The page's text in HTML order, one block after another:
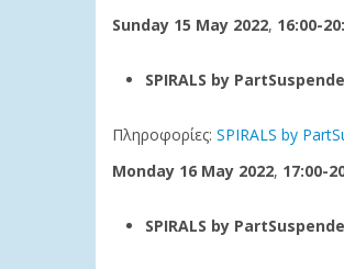
Sunday 15 May 2022, 16:00-
SPIRALS by
Πληροφορίες: SPIRALS by
Monday 16 May 2022, 17:00-
SPIRALS by